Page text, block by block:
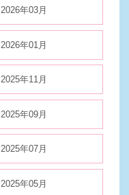
2026年03月
2026年01月
2025年11月
2025年09月
2025年07月
2025年05月